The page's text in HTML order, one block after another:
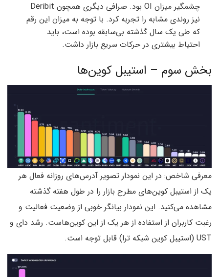
چشمگیر میزان OI بود. صرافی دیگری همچون Deribit
نیز روندی مشابه را تجربه کرد. با توجه به میزان این رقم
که طی یک سال گذشته بی‌سابقه بوده است، باید
احتیاط بیشتری در حرکات سریع بازار داشت.
بخش سوم – استیبل کوین‌ها
معرفی شاخص: در این نمودار تصویر آدرس‌های روزانه فعال هر
یک از استیبل کوین‌های مطرح بازار را در طول هفته گذشته
مشاهده می‌کنید. این نمودار بیانگر خوبی از وضعیت فعالیت و
رغبت کاربران از استفاده از هر یک از این کوین‌هاست. رشد دای و
UST (استیبل کوین شبکه ترا) قابل توجه است.